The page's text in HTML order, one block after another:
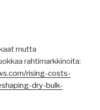
mutta
rahtimarkkinoita:
rising-costs-
dry-bulk-